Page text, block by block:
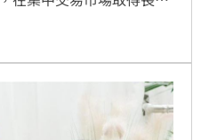
元。本次交易經